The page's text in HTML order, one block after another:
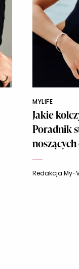
MYLIFE
Jakie
Poradnik
Redakcja My-